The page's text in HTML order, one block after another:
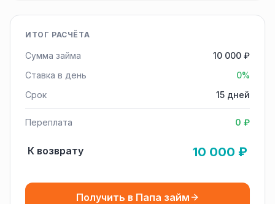
ИТОГ РАСЧЁТА
Сумма займа
10 000 ₽
Ставка в день
0%
Срок
15 дней
Переплата 0 ₽
К возврату 10 000 ₽
Получить в Папа займ